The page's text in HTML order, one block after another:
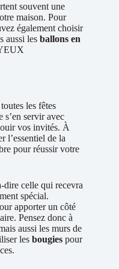
souvent une
maison. Pour
également choisir
aussi les ballons en
les fêtes
s’en servir avec
vos invités. À
l’essentiel de la
pour réussir votre
dire celle qui recevra
spécial.
apporter un côté
Pensez donc à
aussi les murs de
les bougies pour